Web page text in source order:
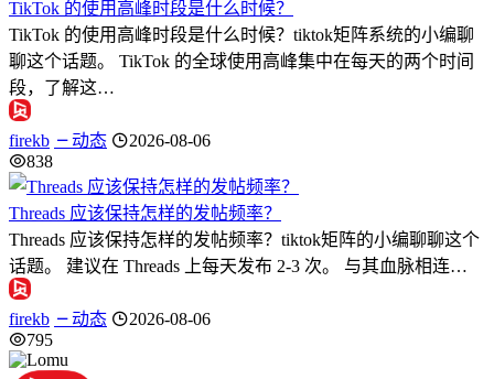
TikTok 的使用高峰时段是什么时候？
TikTok 的使用高峰时段是什么时候？tiktok矩阵系统的小编聊
聊这个话题。 TikTok 的全球使用高峰集中在每天的两个时间
段，了解这…
firekb 动态
2026-08-06
838
Threads 应该保持怎样的发帖频率？
Threads 应该保持怎样的发帖频率？tiktok矩阵的小编聊聊这个
话题。 建议在 Threads 上每天发布 2-3 次。 与其血脉相连…
firekb 动态
2026-08-06
795